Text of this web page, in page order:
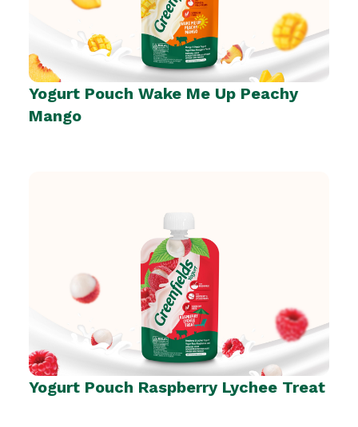
Yogurt Pouch Wake Me Up Peachy
Mango
Yogurt Pouch Raspberry Lychee Treat